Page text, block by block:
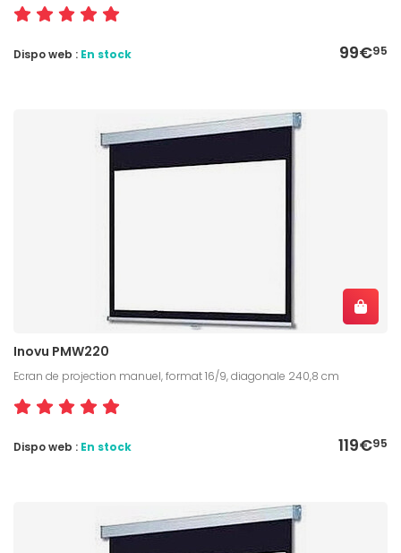
99€95
Dispo web : En stock
Inovu PMW220
Ecran de projection manuel, format 16/9, diagonale 240,8 cm
119€95
Dispo web : En stock